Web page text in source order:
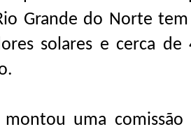
Grande do Norte
solares e cerca
montou uma